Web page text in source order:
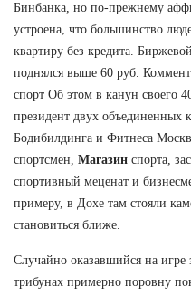
Бинбанка, но по-прежнему
устроена, что большинство
квартиру без кредита.
поднялся выше 60 руб.
спорт Об этом в канун своего
президент двух
Бодибилдинга и Фитнеса
спортсмен, Магазин спорта,
спортивный меценат и
примеру, в Дохе там стояли
становиться ближе.
Случайно оказавшийся на игре
трибунах примерно поровну